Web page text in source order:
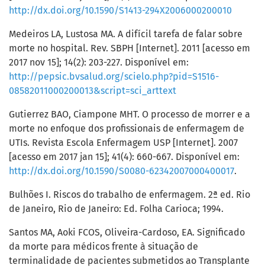
http://dx.doi.org/10.1590/S1413-294X2006000200010
Medeiros LA, Lustosa MA. A difícil tarefa de falar sobre
morte no hospital. Rev. SBPH [Internet]. 2011 [acesso em
2017 nov 15]; 14(2): 203-227. Disponível em:
http://pepsic.bvsalud.org/scielo.php?pid=S1516-
08582011000200013&script=sci_arttext
Gutierrez BAO, Ciampone MHT. O processo de morrer e a
morte no enfoque dos profissionais de enfermagem de
UTIs. Revista Escola Enfermagem USP [Internet]. 2007
[acesso em 2017 jan 15]; 41(4): 660-667. Disponível em:
http://dx.doi.org/10.1590/S0080-62342007000400017.
Bulhões I. Riscos do trabalho de enfermagem. 2ª ed. Rio
de Janeiro, Rio de Janeiro: Ed. Folha Carioca; 1994.
Santos MA, Aoki FCOS, Oliveira-Cardoso, EA. Significado
da morte para médicos frente à situação de
terminalidade de pacientes submetidos ao Transplante